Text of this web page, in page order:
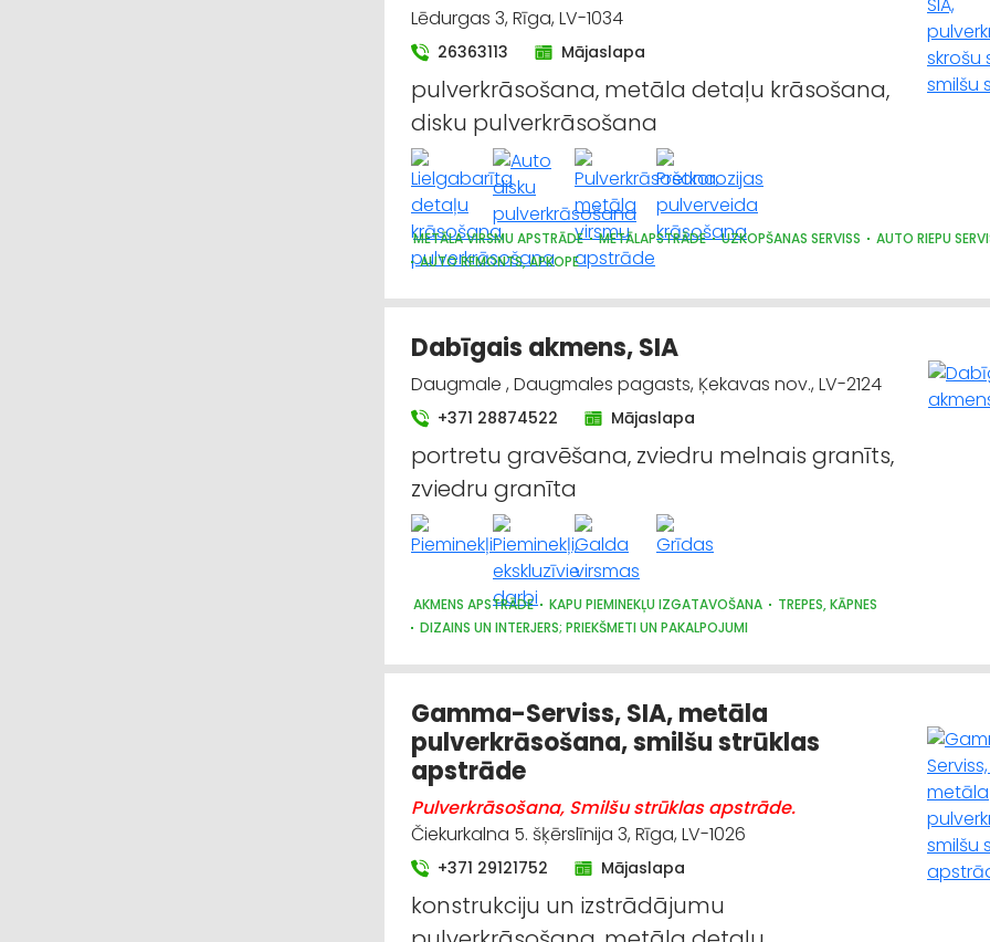
Lēdurgas 3, Rīga, LV-1034
26363113 Mājaslapa
pulverkrāsošana, metāla detaļu krāsošana,
disku pulverkrāsošana
METĀLA VIRSMU APSTRĀDE METĀLAPSTRĀDE UZKOPŠANAS SERVISS
AUTO RIEPU
AUTO REMONTS, APKOPE
Dabīgais akmens, SIA
Daugmale , Daugmales pagasts, Ķekavas nov., LV-2124
+371 28874522 Mājaslapa
portretu gravēšana, zviedru melnais granīts,
zviedru granīta
AKMENS APSTRĀDE KAPU PIEMINEKĻU IZGATAVOŠANA
TREPES, KĀPNES
DIZAINS UN INTERJERS; PRIEKŠMETI UN PAKALPOJUMI
Gamma-Serviss, SIA, metāla
pulverkrāsošana, smilšu strūklas
apstrāde
Pulverkrāsošana, Smilšu strūklas apstrāde.
Čiekurkalna 5. šķērslīnija 3, Rīga, LV-1026
+371 29121752 Mājaslapa
konstrukciju un izstrādājumu